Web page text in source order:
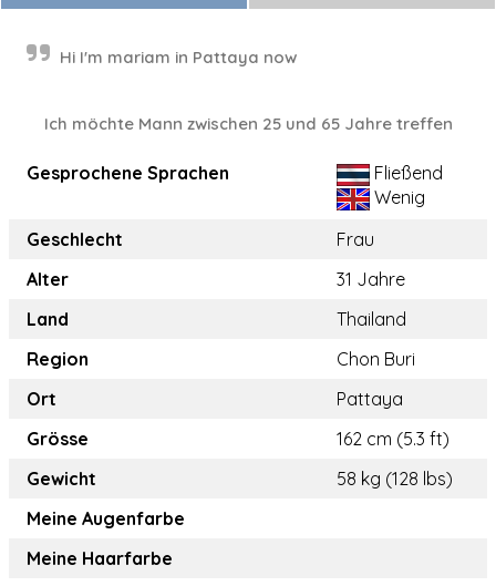
Hi I'm mariam in Pattaya now
Ich möchte Mann zwischen 25 und 65 Jahre treffen
Gesprochene Sprachen
Fließend
Wenig
Geschlecht
Frau
Alter
31 Jahre
Land
Thailand
Region
Chon Buri
Ort
Pattaya
Grösse
162 cm (5.3 ft)
Gewicht
58 kg (128 lbs)
Meine Augenfarbe
Meine Haarfarbe